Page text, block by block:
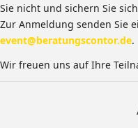
Sie nicht und sichern Sie
Zur Anmeldung senden Sie
event@beratungscontor.de.
Wir freuen uns auf Ihre